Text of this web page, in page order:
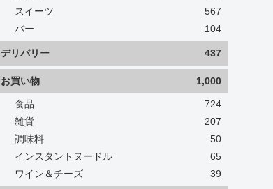
スイーツ
567
バー
104
デリバリー 437
お買い物 1,000
食品
724
雑貨
207
調味料
50
インスタントヌードル
65
ワイン＆チーズ
39